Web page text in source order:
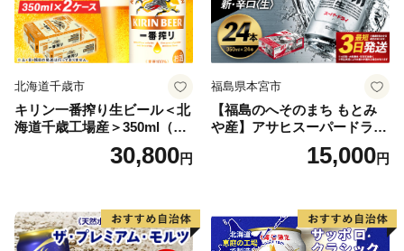
北海道千歳市
キリン一番搾り生ビール＜北
海道千歳工場産＞350ml（24
30,800円
福島県本宮市
【福島のへそのまち もとみ
や産】アサヒスーパードライ
350ml×24本 合計8.4L 1ケー
ス アルコール度数5% 缶ビー
口 送料無料 カメイ 本宮市
【07214-0206】
15,000円